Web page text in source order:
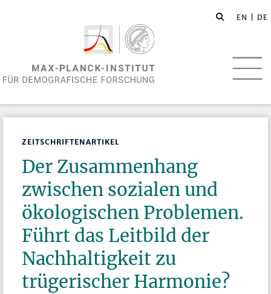
EN | DE
ZEITSCHRIFTENARTIKEL
Der Zusammenhang
zwischen sozialen und
ökologischen Problemen.
Führt das Leitbild der
Nachhaltigkeit zu
trügerischer Harmonie?